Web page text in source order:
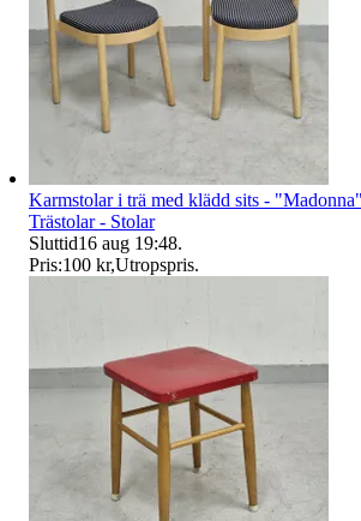
Karmstolar i trä med klädd sits -
Trästolar - Stolar
Sluttid16 aug 19:48.
Pris:100 kr,Utropspris.